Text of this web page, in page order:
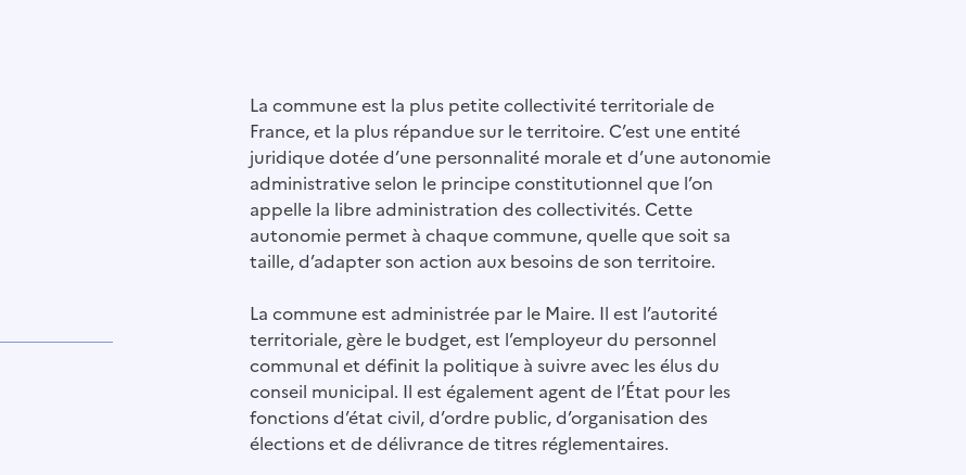
La commune est la plus petite collectivité territoriale de
France, et la plus répandue sur le territoire. C’est une entité
juridique dotée d’une personnalité morale et d’une autonomie
administrative selon le principe constitutionnel que l’on
appelle la libre administration des collectivités. Cette
autonomie permet à chaque commune, quelle que soit sa
taille, d’adapter son action aux besoins de son territoire.
La commune est administrée par le Maire. Il est l’autorité
territoriale, gère le budget, est l’employeur du personnel
communal et définit la politique à suivre avec les élus du
conseil municipal. Il est également agent de l’État pour les
fonctions d’état civil, d’ordre public, d’organisation des
élections et de délivrance de titres réglementaires.